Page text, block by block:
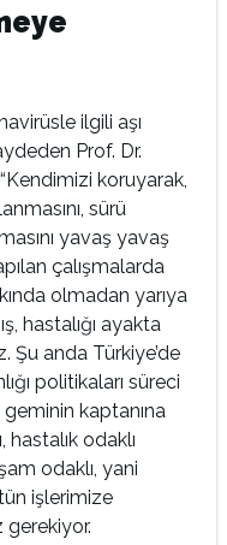
ilgili aşı
Prof. Dr.
koruyarak,
sürü
yavaş yavaş
çalışmalarda
olmadan yarıya
hastalığı ayakta
Şu anda Türkiye’de
politikaları süreci
kaptanına
hastalık odaklı
odaklı, yani
işlerimize